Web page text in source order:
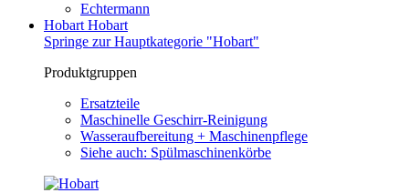
Echtermann
Hobart Hobart
Springe zur Hauptkategorie "Hobart"
Produktgruppen
Ersatzteile
Maschinelle Geschirr-Reinigung
Wasseraufbereitung + Maschinenpflege
Siehe auch: Spülmaschinenkörbe